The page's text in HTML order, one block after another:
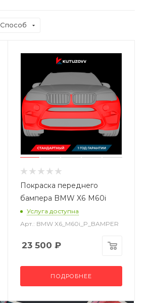
Способ
Покраска переднего
бампера BMW X6 M60i
Услуга доступна
Арт.: BMW X6_M60i_P_BAMPER
23 500 ₽
ПОДРОБНЕЕ